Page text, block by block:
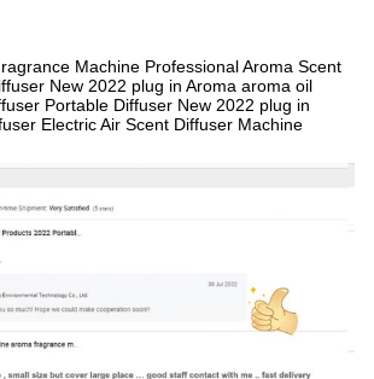
Machine Professional Aroma Scent
New 2022 plug in Aroma aroma oil
Portable Diffuser New 2022 plug in
Electric Air Scent Diffuser Machine